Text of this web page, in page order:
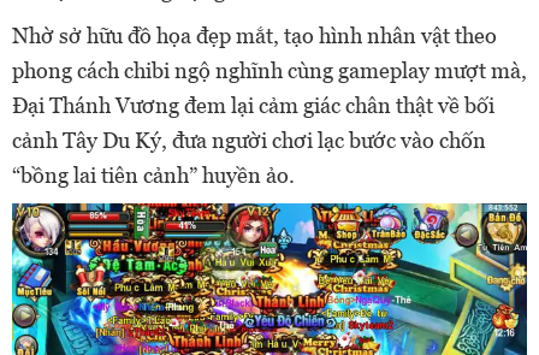
Nhờ sở hữu đồ họa đẹp mắt, tạo hình nhân vật theo
phong cách chibi ngộ nghĩnh cùng gameplay mượt mà,
Đại Thánh Vương đem lại cảm giác chân thật về bối
cảnh Tây Du Ký, đưa người chơi lạc bước vào chốn
“bồng lai tiên cảnh” huyền ảo.